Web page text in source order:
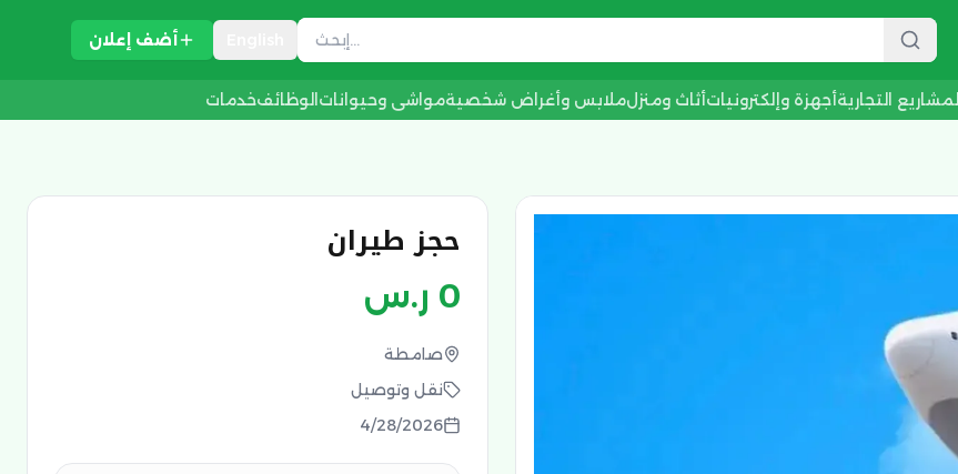
أضف إعلان
المشاريع التجاريةأجهزة وإلكترونياتأثاث ومنزلملابس وأغراض شخصيةمواشي وحيوانات الوظائفخدمات
حجز طيران
0 ر.س
صامطة
نقل وتوصيل
4/28/2026